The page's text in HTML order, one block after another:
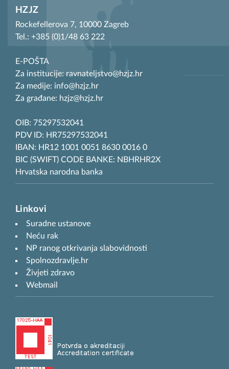
HZJZ
Rockefellerova 7, 10000 Zagreb
Tel.: +385 (0)1/48 63 222
E-POŠTA
Za institucije: ravnateljstvo@hzjz.hr
Za medije: info@hzjz.hr
Za građane: hzjz@hzjz.hr
OIB: 75297532041
PDV ID: HR75297532041
IBAN: HR12 1001 0051 8630 0016 0
BIC (SWIFT) CODE BANKE: NBHRHR2X
Hrvatska narodna banka
Linkovi
Suradne ustanove
Neću rak
NP ranog otkrivanja slabovidnosti
Spolnozdravlje.hr
Živjeti zdravo
Webmail